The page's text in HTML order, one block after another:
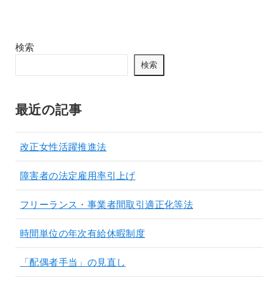
検索
検索
最近の記事
改正女性活躍推進法
障害者の法定雇用率引上げ
フリーランス・事業者間取引適正化等法
時間単位の年次有給休暇制度
「配偶者手当」の見直し